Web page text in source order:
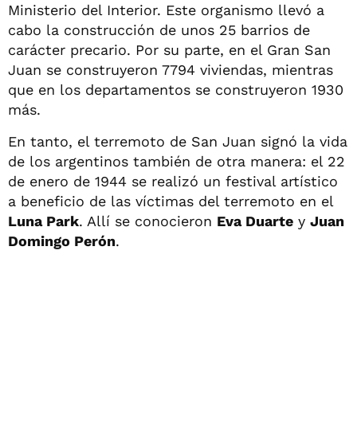
Ministerio del Interior. Este organismo llevó a
cabo la construcción de unos 25 barrios de
carácter precario. Por su parte, en el Gran San
Juan se construyeron 7794 viviendas, mientras
que en los departamentos se construyeron 1930
más.
En tanto, el terremoto de San Juan signó la vida
de los argentinos también de otra manera: el 22
de enero de 1944 se realizó un festival artístico
a beneficio de las víctimas del terremoto en el
Luna Park. Allí se conocieron Eva Duarte y Juan
Domingo Perón.